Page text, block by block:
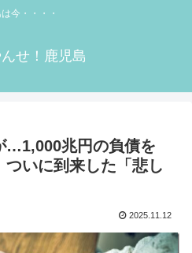
今・・・・
せ！鹿児島
…1,000兆円の負債を
いに到来した「悲し
2025.11.12